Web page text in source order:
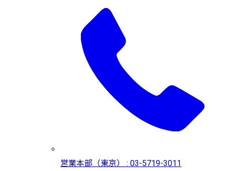
営業本部（東京） : 03-5719-3011